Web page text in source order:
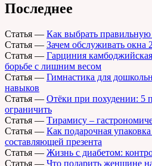
Последнее
Статья — Как выбрать
Статья — Зачем обслуживать окна
Статья — Гарциния
борьбе с лишним весом
Статья — Гимнастика для
навыков
Статья — Отёки при похудении: 5
ограничить
Статья — Тирамису –
Статья — Как подарочная упаковка
составляющей презента
Статья — Жизнь с диабетом:
Статья — Что подарить женщине